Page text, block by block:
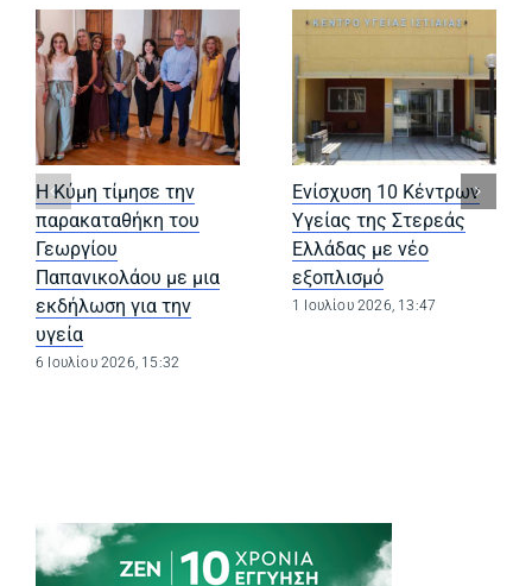
Η Κύμη τίμησε την
παρακαταθήκη του
Γεωργίου
Παπανικολάου με μια
εκδήλωση για την
υγεία
6 Ιουλίου 2026, 15:32
Ενίσχυση 10 Κέντρων
Υγείας της Στερεάς
Ελλάδας με νέο
εξοπλισμό
1 Ιουλίου 2026, 13:47
(opens in a new tab)